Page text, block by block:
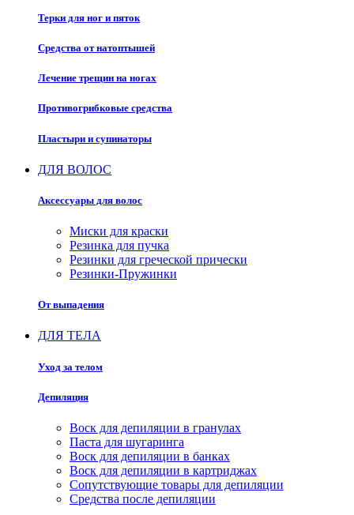
Терки для ног и пяток
Средства от натоптышей
Лечение трещин на ногах
Противогрибковые средства
Пластыри и супинаторы
ДЛЯ ВОЛОС
Аксессуары для волос
Миски для краски
Резинка для пучка
Резинки для греческой прически
Резинки-Пружинки
От выпадения
ДЛЯ ТЕЛА
Уход за телом
Депиляция
Воск для депиляции в гранулах
Паста для шугаринга
Воск для депиляции в банках
Воск для депиляции в картриджах
Сопутствующие товары для депиляции
Средства после депиляции